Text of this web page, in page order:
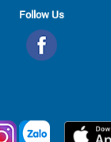
Follow Us